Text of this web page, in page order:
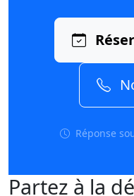
Réponse
Partez à la